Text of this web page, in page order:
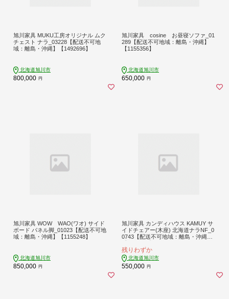
旭川家具 MUKU工房オリジナル ムク
チェスト ナラ_03228【配送不可地
域：離島・沖縄】【1492696】
北海道旭川市
800,000 円
旭川家具 cosine お昼寝ソファ_01
289【配送不可地域：離島・沖縄】
【1155356】
北海道旭川市
650,000 円
旭川家具 WOW WAO(ワオ) サイド
ボード パネル脚_01023【配送不可地
域：離島・沖縄】【1155248】
北海道旭川市
850,000 円
旭川家具 カンディハウス KAMUY サ
イドチェアー(木座) 北海道ナラNF_0
0743【配送不可地域：離島・沖縄】
残りわずか
北海道旭川市
550,000 円